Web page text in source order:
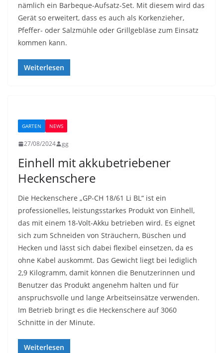
nämlich ein Barbeque-Aufsatz-Set. Mit diesem wird das
Gerät so erweitert, dass es auch als Korkenzieher,
Pfeffer- oder Salzmühle oder Grillgebläse zum Einsatz
kommen kann.
Weiterlesen
GARTEN NEWS
27/08/2024 gg
Einhell mit akkubetriebener
Heckenschere
Die Heckenschere „GP-CH 18/61 Li BL“ ist ein
professionelles, leistungsstarkes Produkt von Einhell,
das mit einem 18-Volt-Akku betrieben wird. Es eignet
sich zum Schneiden von Sträuchern, Büschen und
Hecken und lässt sich dabei flexibel einsetzen, da es
ohne Kabel auskommt. Das Gewicht liegt bei lediglich
2,9 Kilogramm, damit können die Benutzerinnen und
Benutzer das Produkt angenehm halten und für
anspruchsvolle und lange Arbeitseinsätze verwenden.
Im Betrieb bringt es die Heckenschere auf 3060
Schnitte in der Minute.
Weiterlesen